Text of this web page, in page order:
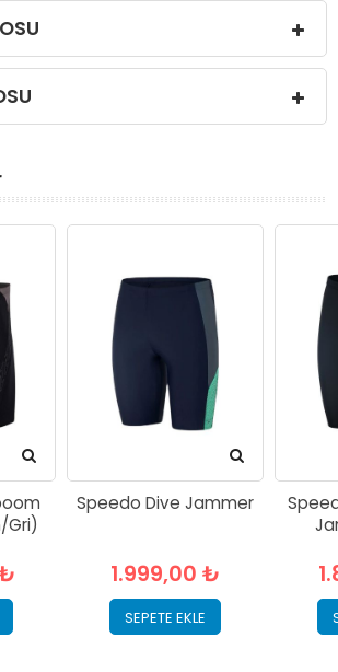
Gri)
Speedo Dive Jammer
1.999,00 ₺
SEPETE EKLE